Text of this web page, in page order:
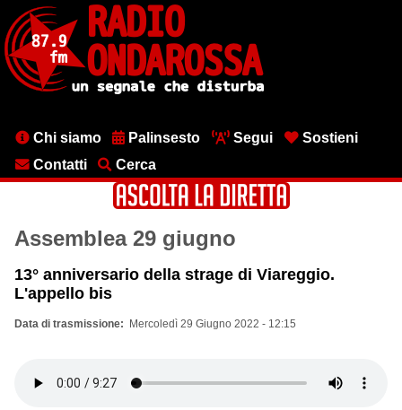
contenuto
principale
MenuChi siamo Palinsesto Segui
Sostieni
Contatti
Cerca
Assemblea 29 giugno
13° anniversario della strage di Viareggio.
L'appello bis
Data di trasmissione Mercoledì 29 Giugno 2022 - 12:15